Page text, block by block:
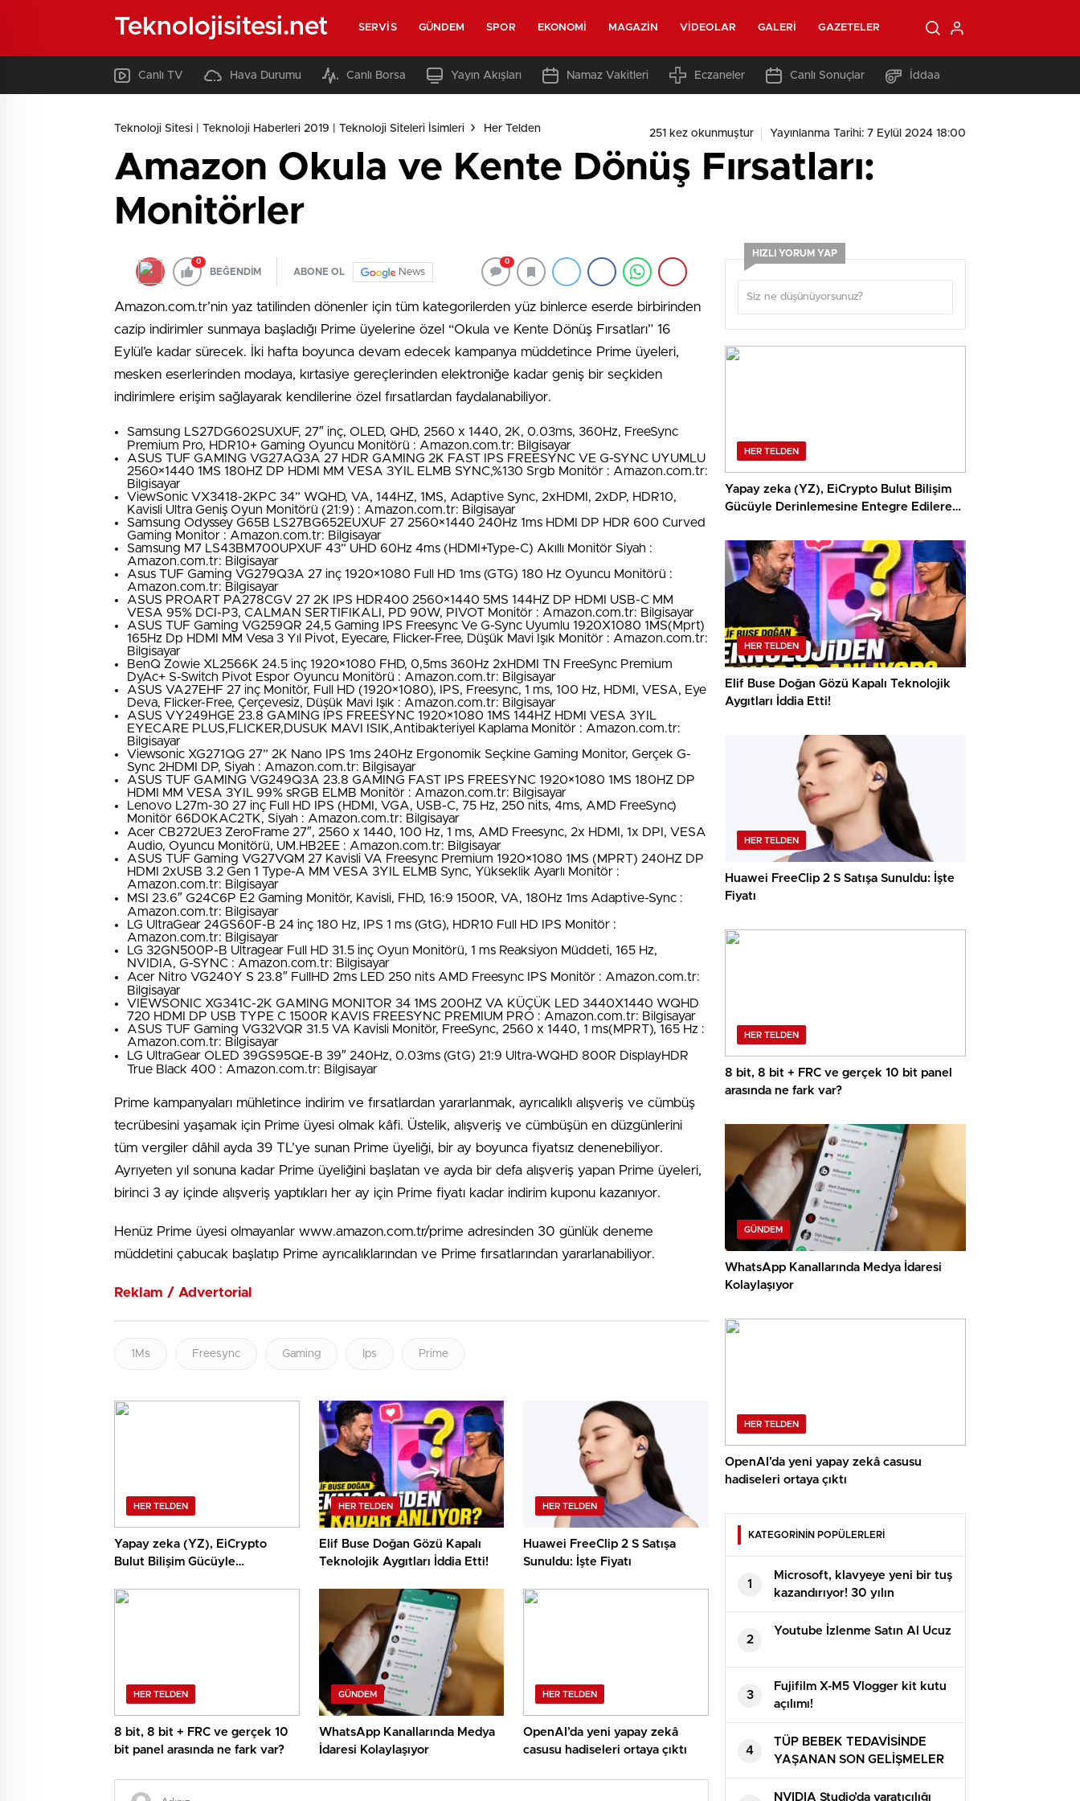
Teknolojisitesi.net SERVIS GÜNDEM SPOR EKONOMI MAGAZIN VIDEOLAR GALERI GAZETELER
Canlı TV Hava Durumu Canlı Borsa Yayın Akışları Namaz Vakitleri Eczaneler Canlı Sonuçlar İddaa
Teknoloji Sitesi | Teknoloji Haberleri 2019 | Teknoloji Siteleri İsimleri Her Telden 251 kez okunmuştur Yayınlanma Tarihi: 7 Eylül 2024 18:00
Amazon Okula ve Kente Dönüş Fırsatları:
Monitörler
0
BEĞENDİM ABONE OL News
0
Amazon.com.tr’nin yaz tatilinden dönenler için tüm kategorilerden yüz binlerce eserde birbirinden
cazip indirimler sunmaya başladığı Prime üyelerine özel “Okula ve Kente Dönüş Fırsatları” 16
Eylül’e kadar sürecek. İki hafta boyunca devam edecek kampanya müddetince Prime üyeleri,
mesken eserlerinden modaya, kırtasiye gereçlerinden elektroniğe kadar geniş bir seçkiden
indirimlere erişim sağlayarak kendilerine özel fırsatlardan faydalanabiliyor.
Samsung LS27DG602SUXUF, 27″ inç, OLED, QHD, 2560 x 1440, 2K, 0.03ms, 360Hz, FreeSync
Premium Pro, HDR10+ Gaming Oyuncu Monitörü : Amazon.com.tr: Bilgisayar
ASUS TUF GAMING VG27AQ3A 27 HDR GAMING 2K FAST IPS FREESYNC VE G-SYNC UYUMLU
2560×1440 1MS 180HZ DP HDMI MM VESA 3YIL ELMB SYNC,%130 Srgb Monitör : Amazon.com.tr:
Bilgisayar
ViewSonic VX3418-2KPC 34” WQHD, VA, 144HZ, 1MS, Adaptive Sync, 2xHDMI, 2xDP, HDR10,
Kavisli Ultra Geniş Oyun Monitörü (21:9) : Amazon.com.tr: Bilgisayar
Samsung Odyssey G65B LS27BG652EUXUF 27 2560×1440 240Hz 1ms HDMI DP HDR 600 Curved
Gaming Monitor : Amazon.com.tr: Bilgisayar
Samsung M7 LS43BM700UPXUF 43” UHD 60Hz 4ms (HDMI+Type-C) Akıllı Monitör Siyah :
Amazon.com.tr: Bilgisayar
Asus TUF Gaming VG279Q3A 27 inç 1920×1080 Full HD 1ms (GTG) 180 Hz Oyuncu Monitörü :
Amazon.com.tr: Bilgisayar
ASUS PROART PA278CGV 27 2K IPS HDR400 2560×1440 5MS 144HZ DP HDMI USB-C MM
VESA 95% DCI-P3, CALMAN SERTIFIKALI, PD 90W, PIVOT Monitör : Amazon.com.tr: Bilgisayar
ASUS TUF Gaming VG259QR 24,5 Gaming IPS Freesync Ve G-Sync Uyumlu 1920X1080 1MS(Mprt)
165Hz Dp HDMI MM Vesa 3 Yıl Pivot, Eyecare, Flicker-Free, Düşük Mavi Işık Monitör : Amazon.com.tr:
Bilgisayar
BenQ Zowie XL2566K 24.5 inç 1920×1080 FHD, 0,5ms 360Hz 2xHDMI TN FreeSync Premium
DyAc+ S-Switch Pivot Espor Oyuncu Monitörü : Amazon.com.tr: Bilgisayar
ASUS VA27EHF 27 inç Monitör, Full HD (1920×1080), IPS, Freesync, 1 ms, 100 Hz, HDMI, VESA, Eye
Deva, Flicker-Free, Çerçevesiz, Düşük Mavi Işık : Amazon.com.tr: Bilgisayar
ASUS VY249HGE 23.8 GAMING IPS FREESYNC 1920×1080 1MS 144HZ HDMI VESA 3YIL
EYECARE PLUS,FLICKER,DUSUK MAVI ISIK,Antibakteriyel Kaplama Monitör : Amazon.com.tr:
Bilgisayar
Viewsonic XG271QG 27” 2K Nano IPS 1ms 240Hz Ergonomik Seçkine Gaming Monitor, Gerçek G-
Sync 2HDMI DP, Siyah : Amazon.com.tr: Bilgisayar
ASUS TUF GAMING VG249Q3A 23.8 GAMING FAST IPS FREESYNC 1920×1080 1MS 180HZ DP
HDMI MM VESA 3YIL 99% sRGB ELMB Monitör : Amazon.com.tr: Bilgisayar
Lenovo L27m-30 27 inç Full HD IPS (HDMI, VGA, USB-C, 75 Hz, 250 nits, 4ms, AMD FreeSync)
Monitör 66D0KAC2TK, Siyah : Amazon.com.tr: Bilgisayar
Acer CB272UE3 ZeroFrame 27″, 2560 x 1440, 100 Hz, 1 ms, AMD Freesync, 2x HDMI, 1x DPI, VESA
Audio, Oyuncu Monitörü, UM.HB2EE : Amazon.com.tr: Bilgisayar
ASUS TUF Gaming VG27VQM 27 Kavisli VA Freesync Premium 1920×1080 1MS (MPRT) 240HZ DP
HDMI 2xUSB 3.2 Gen 1 Type-A MM VESA 3YIL ELMB Sync, Yükseklik Ayarlı Monitör :
Amazon.com.tr: Bilgisayar
MSI 23.6″ G24C6P E2 Gaming Monitör, Kavisli, FHD, 16:9 1500R, VA, 180Hz 1ms Adaptive-Sync :
Amazon.com.tr: Bilgisayar
LG UltraGear 24GS60F-B 24 inç 180 Hz, IPS 1 ms (GtG), HDR10 Full HD IPS Monitör :
Amazon.com.tr: Bilgisayar
LG 32GN500P-B Ultragear Full HD 31.5 inç Oyun Monitörü, 1 ms Reaksiyon Müddeti, 165 Hz,
NVIDIA, G-SYNC : Amazon.com.tr: Bilgisayar
Acer Nitro VG240Y S 23.8″ FullHD 2ms LED 250 nits AMD Freesync IPS Monitör : Amazon.com.tr:
Bilgisayar
VIEWSONIC XG341C-2K GAMING MONITOR 34 1MS 200HZ VA KÜÇÜK LED 3440X1440 WQHD
720 HDMI DP USB TYPE C 1500R KAVIS FREESYNC PREMIUM PRO : Amazon.com.tr: Bilgisayar
ASUS TUF Gaming VG32VQR 31.5 VA Kavisli Monitör, FreeSync, 2560 x 1440, 1 ms(MPRT), 165 Hz :
Amazon.com.tr: Bilgisayar
LG UltraGear OLED 39GS95QE-B 39″ 240Hz, 0.03ms (GtG) 21:9 Ultra-WQHD 800R DisplayHDR
True Black 400 : Amazon.com.tr: Bilgisayar
Prime kampanyaları mühletince indirim ve fırsatlardan yararlanmak, ayrıcalıklı alışveriş ve cümbüş
tecrübesini yaşamak için Prime üyesi olmak kâfi. Üstelik, alışveriş ve cümbüşün en düzgünlerini
tüm vergiler dâhil ayda 39 TL’ye sunan Prime üyeliği, bir ay boyunca fiyatsız denenebiliyor.
Ayrıyeten yıl sonuna kadar Prime üyeliğini başlatan ve ayda bir defa alışveriş yapan Prime üyeleri,
birinci 3 ay içinde alışveriş yaptıkları her ay için Prime fiyatı kadar indirim kuponu kazanıyor.
Henüz Prime üyesi olmayanlar www.amazon.com.tr/prime adresinden 30 günlük deneme
müddetini çabucak başlatıp Prime ayrıcalıklarından ve Prime fırsatlarından yararlanabiliyor.
Reklam / Advertorial
1Ms Freesync Gaming Ips Prime
HER TELDEN
Yapay zeka (YZ), EiCrypto
Bulut Bilişim Gücüyle
Edilerek, Türklerin Ayda 12.120
HER TELDEN
Elif Buse Doğan Gözü Kapalı
Teknolojik Aygıtları İddia Etti!
HER TELDEN
Huawei FreeClip 2 S Satışa
Sunuldu: İşte Fiyatı
HER TELDEN
8 bit, 8 bit + FRC ve gerçek 10
bit panel arasında ne fark var?
GÜNDEM
WhatsApp Kanallarında Medya
İdaresi Kolaylaşıyor
HER TELDEN
OpenAI’da yeni yapay zekâ
casusu hadiseleri ortaya çıktı
HIZLI YORUM YAP
HER TELDEN
Yapay zeka (YZ), EiCrypto Bulut Bilişim
Gücüyle Derinlemesine Entegre Edilerek,
Elde Etmelerine Kolaylıkla Yardımcı
Oluyor
HER TELDEN
Elif Buse Doğan Gözü Kapalı Teknolojik
Aygıtları İddia Etti!
HER TELDEN
Huawei FreeClip 2 S Satışa Sunuldu: İşte
Fiyatı
HER TELDEN
8 bit, 8 bit + FRC ve gerçek 10 bit panel
arasında ne fark var?
GÜNDEM
WhatsApp Kanallarında Medya İdaresi
Kolaylaşıyor
HER TELDEN
OpenAI’da yeni yapay zekâ casusu
hadiseleri ortaya çıktı
KATEGORİNİN POPÜLERLERİ
1
Microsoft, klavyeye yeni bir tuş
kazandırıyor! 30 yılın
ardından…
2
Youtube İzlenme Satın Al Ucuz
3
Fujifilm X-M5 Vlogger kit kutu
açılımı!
4
TÜP BEBEK TEDAVİSİNDE
YAŞANAN SON GELİŞMELER
NVIDIA Studio’da yaratıcılığı